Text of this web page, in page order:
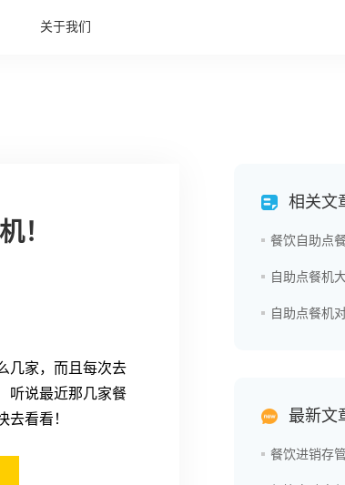
关于我们
！
几家，而且每次去
听说最近那几家餐
看看！
相关文
自助点餐机
自助点餐机
最新文